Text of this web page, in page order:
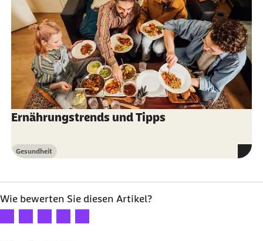
Ernährungstrends und Tipps
Kategorie
Gesundheit
Wie bewerten Sie diesen Artikel?
Ihre Bewertung: 1 Stern
Ihre Bewertung: 2 Sterne
Ihre Bewertung: 3 Sterne
Ihre Bewertung: 4 Sterne
Ihre Bewertung: 5 Sterne